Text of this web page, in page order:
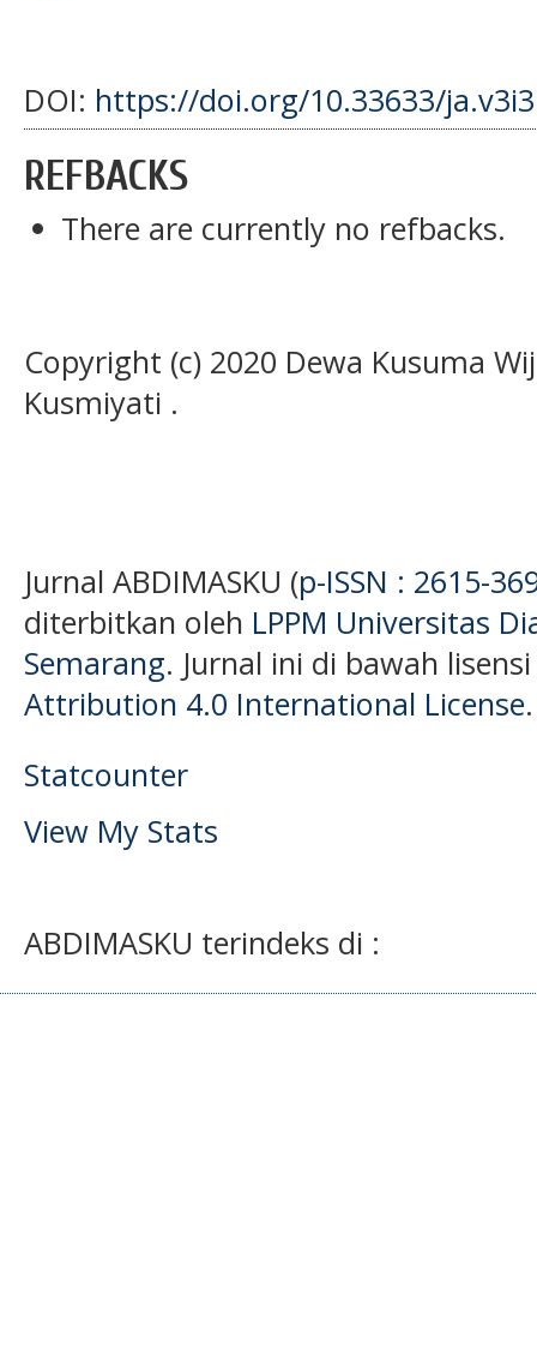
DOI: https://doi.org/10.33633/
REFBACKS
There are currently no refbacks.
Copyright (c) 2020 Dewa Kusuma
Kusmiyati .
Jurnal ABDIMASKU (p-ISSN : 2615-
diterbitkan oleh LPPM Universitas
Semarang. Jurnal ini di bawah
Attribution 4.0 International License.
Statcounter
View My Stats
ABDIMASKU terindeks di :